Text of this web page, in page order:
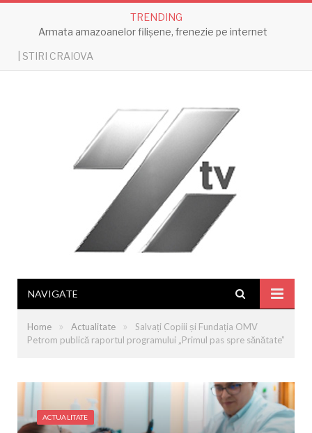
TRENDING
Armata amazoanelor filișene, frenezie pe internet
| STIRI CRAIOVA
NAVIGATE
Home » Actualitate »
Salvați Copiii și Fundația OMV
Petrom publică raportul programului „Primul pas spre sănătate”
ACTUALITATE